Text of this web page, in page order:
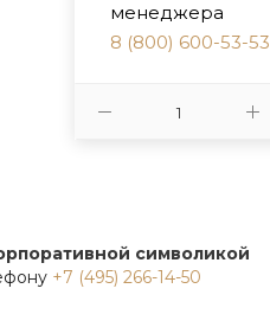
менеджера
8 (800) 600-53-53
символикой
+7 (495) 266-14-50